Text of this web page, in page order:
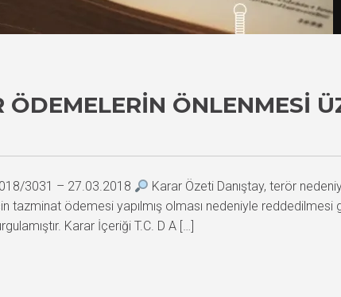
ÖNLENMESI
3031 – 27.03.2018
Karar Özeti Danıştay, terör
tazminat ödemesi yapılmış olması nedeniyle
Karar İçeriği T.C. D A […]